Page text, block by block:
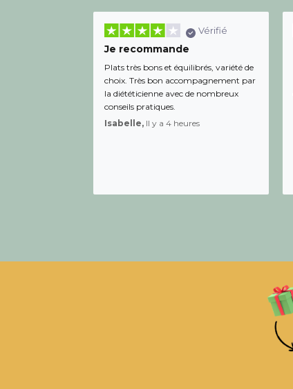
Vérifié
Je recommande
Plats très bons et équilibrés, variété de
choix. Très bon accompagnement par
la diététicienne avec de nombreux
conseils pratiques.
Isabelle, Il y a 4 heures